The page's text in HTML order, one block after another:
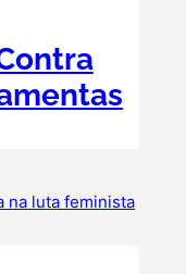
na luta feminista